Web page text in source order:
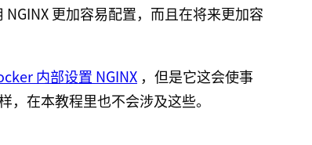
更加容易配置，而且在将来更加容
内部设置 NGINX ，但是它这会使事
在本教程里也不会涉及这些。